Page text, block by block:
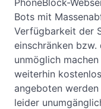
PhoneBlock-
Bots mit
Verfügbarkeit der
einschränken
unmöglich
weiterhin
angeboten werden
leider